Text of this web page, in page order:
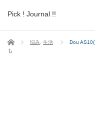
Pick ! Journal !!
ホーム 悩み 生活
Dou AS10(
も